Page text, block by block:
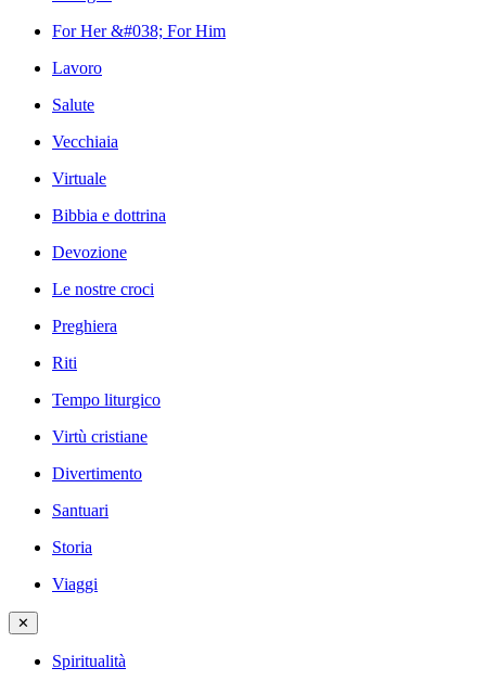
For Her &#038; For Him
Lavoro
Salute
Vecchiaia
Virtuale
Bibbia e dottrina
Devozione
Le nostre croci
Preghiera
Riti
Tempo liturgico
Virtù cristiane
Divertimento
Santuari
Storia
Viaggi
✕
Spiritualità